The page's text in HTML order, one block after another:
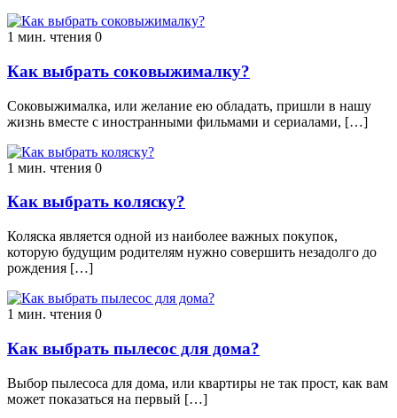
1 мин. чтения 0
Как выбрать соковыжималку?
Соковыжималка, или желание ею обладать, пришли в нашу
жизнь вместе с иностранными фильмами и сериалами, […]
1 мин. чтения 0
Как выбрать коляску?
Коляска является одной из наиболее важных покупок,
которую будущим родителям нужно совершить незадолго до
рождения […]
1 мин. чтения 0
Как выбрать пылесос для дома?
Выбор пылесоса для дома, или квартиры не так прост, как вам
может показаться на первый […]